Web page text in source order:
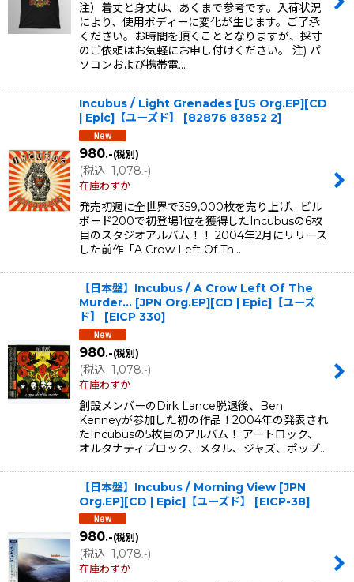
注）着丈と身丈は、あくまで参考です。入荷状況
により、使用ボディーに変化が生じます。ご了承
ください。お時間を頂くこととなりますが、採寸
のご依頼はお気軽にお申し付けください。 注) パ
ソコンおよび携帯電…
Incubus / Light Grenades [US Org.EP][CD
| Epic]【ユーズド】
[82876 83852 2]
980.-(税別)
(税込: 1,078 .-)
在庫わずか
発売初週に全世界で359,000枚を売り上げ、ビル
ボード200で初登場1位を獲得したIncubusの6枚
目のスタジオアルバム！！ 2004年2月にリリース
した前作「A Crow Left Of Th…
【日本盤】Incubus / A Crow Left Of The
Murder... [JPN Org.EP][CD | Epic]【ユーズ
ド】
[EICP 330]
980.-(税別)
(税込: 1,078 .-)
在庫わずか
創設メンバーのDirk Lance脱退後、Ben
Kenneyが参加した初の作品！2004年の発表され
たIncubusの5枚目のアルバム！ アートロック、
オルタナティブロック、メタル、ジャズ、ポップ…
【日本盤】Incubus / Morning View [JPN
Org.EP][CD | Epic]【ユーズド】
[EICP-38]
980.-(税別)
(税込: 1,078.-)
在庫わずか